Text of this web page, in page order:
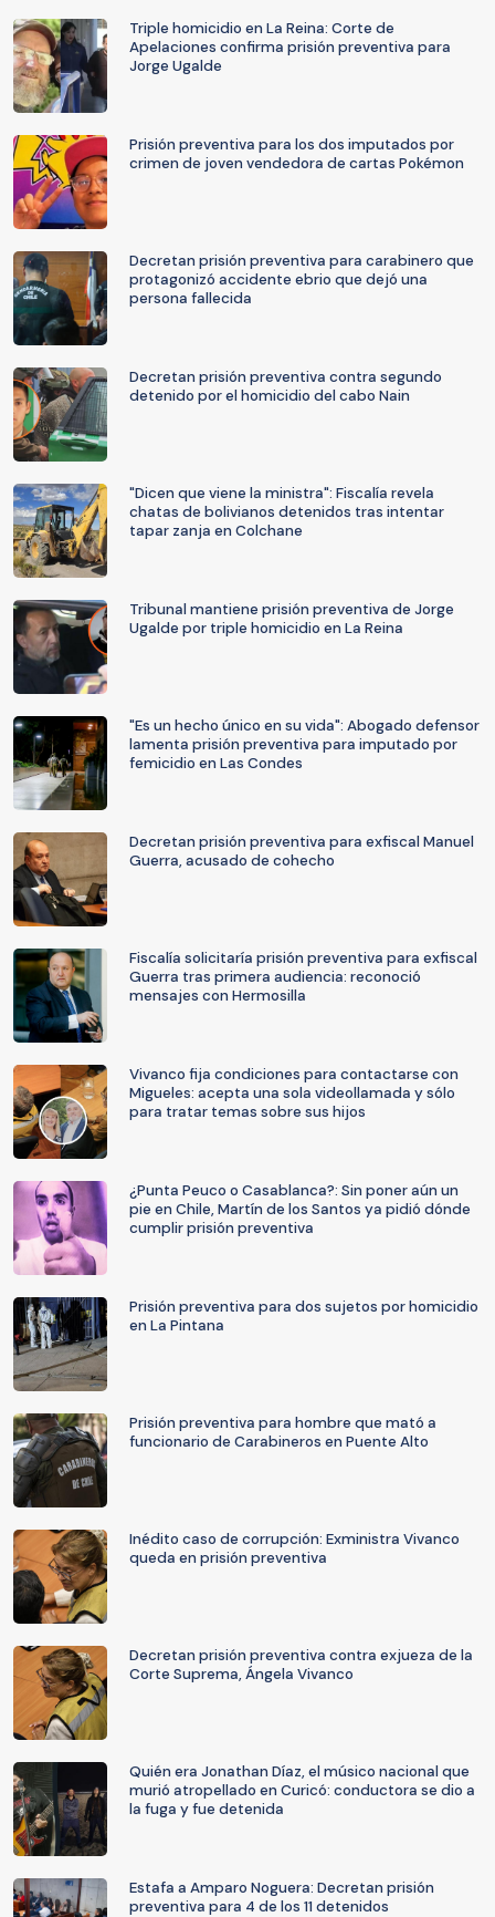
Triple homicidio en La Reina: Corte de
Apelaciones confirma prisión preventiva para
Jorge Ugalde
Prisión preventiva para los dos imputados por
crimen de joven vendedora de cartas Pokémon
Decretan prisión preventiva para carabinero que
protagonizó accidente ebrio que dejó una
persona fallecida
Decretan prisión preventiva contra segundo
detenido por el homicidio del cabo Nain
"Dicen que viene la ministra": Fiscalía revela
chatas de bolivianos detenidos tras intentar
tapar zanja en Colchane
Tribunal mantiene prisión preventiva de Jorge
Ugalde por triple homicidio en La Reina
"Es un hecho único en su vida": Abogado defensor
lamenta prisión preventiva para imputado por
femicidio en Las Condes
Decretan prisión preventiva para exfiscal Manuel
Guerra, acusado de cohecho
Fiscalía solicitaría prisión preventiva para exfiscal
Guerra tras primera audiencia: reconoció
mensajes con Hermosilla
Vivanco fija condiciones para contactarse con
Migueles: acepta una sola videollamada y sólo
para tratar temas sobre sus hijos
¿Punta Peuco o Casablanca?: Sin poner aún un
pie en Chile, Martín de los Santos ya pidió dónde
cumplir prisión preventiva
Prisión preventiva para dos sujetos por homicidio
en La Pintana
Prisión preventiva para hombre que mató a
funcionario de Carabineros en Puente Alto
Inédito caso de corrupción: Exministra Vivanco
queda en prisión preventiva
Decretan prisión preventiva contra exjueza de la
Corte Suprema, Ángela Vivanco
Quién era Jonathan Díaz, el músico nacional que
murió atropellado en Curicó: conductora se dio a
la fuga y fue detenida
Estafa a Amparo Noguera: Decretan prisión
preventiva para 4 de los 11 detenidos